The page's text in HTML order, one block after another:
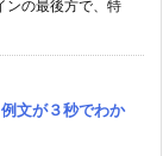
ンの最後方で、特
文が３秒でわか